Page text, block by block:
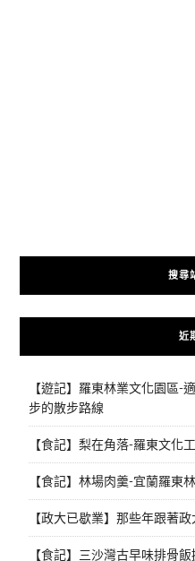
搜尋
近
【遊記】羅東林業文化園區-
步的散步路線
【食記】梨在角落-羅東文化
【食記】林場肉羹-宜蘭羅東
【政大已歇業】那些年跟著
【食記】三沙灣古早味排骨